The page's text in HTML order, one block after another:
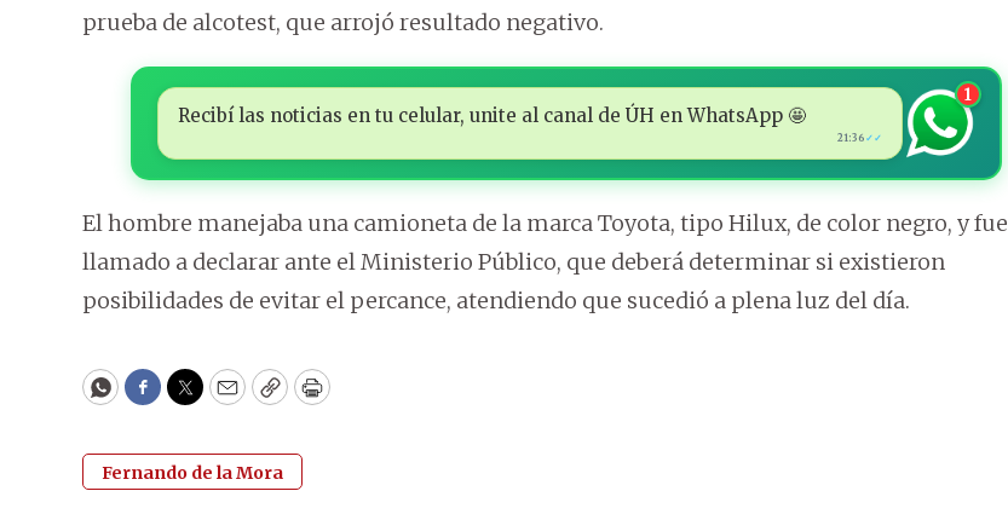
prueba de alcotest, que arrojó resultado negativo.
Recibí las noticias en tu celular, unite al canal de ÚH en WhatsApp 🤩
21:36 ✓✓
1
El hombre manejaba una camioneta de la marca Toyota, tipo Hilux, de color negro, y fue
llamado a declarar ante el Ministerio Público, que deberá determinar si existieron
posibilidades de evitar el percance, atendiendo que sucedió a plena luz del día.
WhatsApp
Facebook
Twitter
EmailCopyPrint
Fernando de la Mora